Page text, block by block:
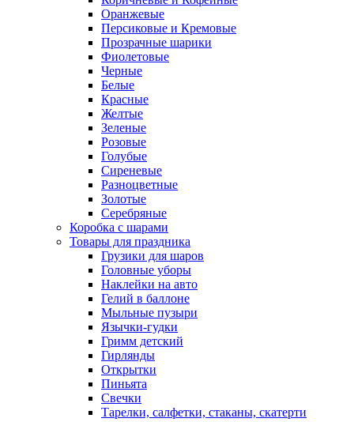
Оранжевые
Персиковые и Кремовые
Прозрачные шарики
Фиолетовые
Черные
Белые
Красные
Желтые
Зеленые
Розовые
Голубые
Сиреневые
Разноцветные
Золотые
Серебряные
Коробка с шарами
Товары для праздника
Грузики для шаров
Головные уборы
Наклейки на авто
Гелий в баллоне
Мыльные пузыри
Язычки-гудки
Гримм детский
Гирлянды
Открытки
Пиньята
Свечки
Тарелки, салфетки, стаканы, скатерти